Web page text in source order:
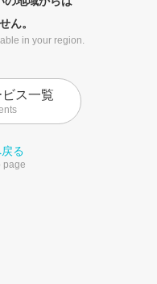
ん。
in your region.
ス一覧
る
page